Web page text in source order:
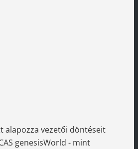
alapozza vezetői döntéseit
genesisWorld - mint